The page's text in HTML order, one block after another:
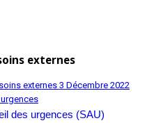
externes
externes 3 Décembre 2022
des urgences (SAU)